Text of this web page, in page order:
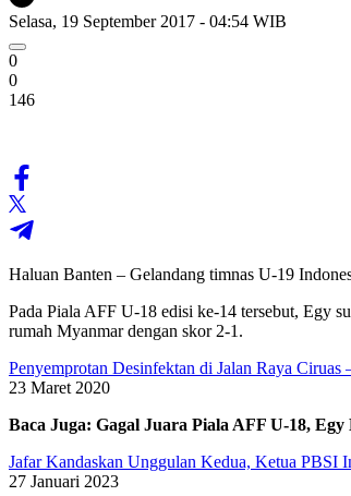
Selasa, 19 September 2017 - 04:54 WIB
0
0
146
Haluan Banten – Gelandang timnas U-19
Pada Piala AFF U-18 edisi ke-14 tersebut, Egy
rumah Myanmar dengan skor 2-1.
Penyemprotan Desinfektan di Jalan Raya
23 Maret 2020
Baca Juga: Gagal Juara Piala AFF U-18,
Jafar Kandaskan Unggulan Kedua, Ketua PBSI
27 Januari 2023